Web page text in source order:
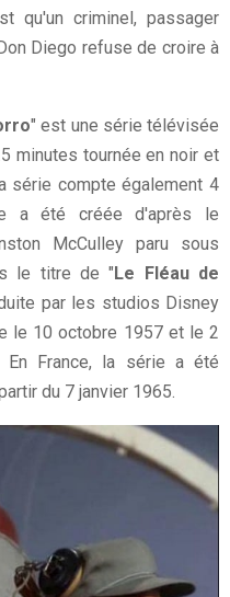
qu'un criminel, passager
Diego refuse de croire à
" est une série télévisée
minutes tournée en noir et
série compte également 4
a été créée d'après le
McCulley paru sous
le titre de "Le Fléau de
par les studios Disney
le 10 octobre 1957 et le 2
France, la série a été
du 7 janvier 1965.